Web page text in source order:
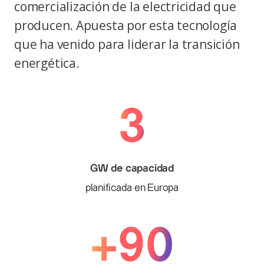
comercialización de la electricidad que
producen. Apuesta por esta tecnología
que ha venido para liderar la transición
energética.
3
GW de capacidad
planificada en Europa
+90